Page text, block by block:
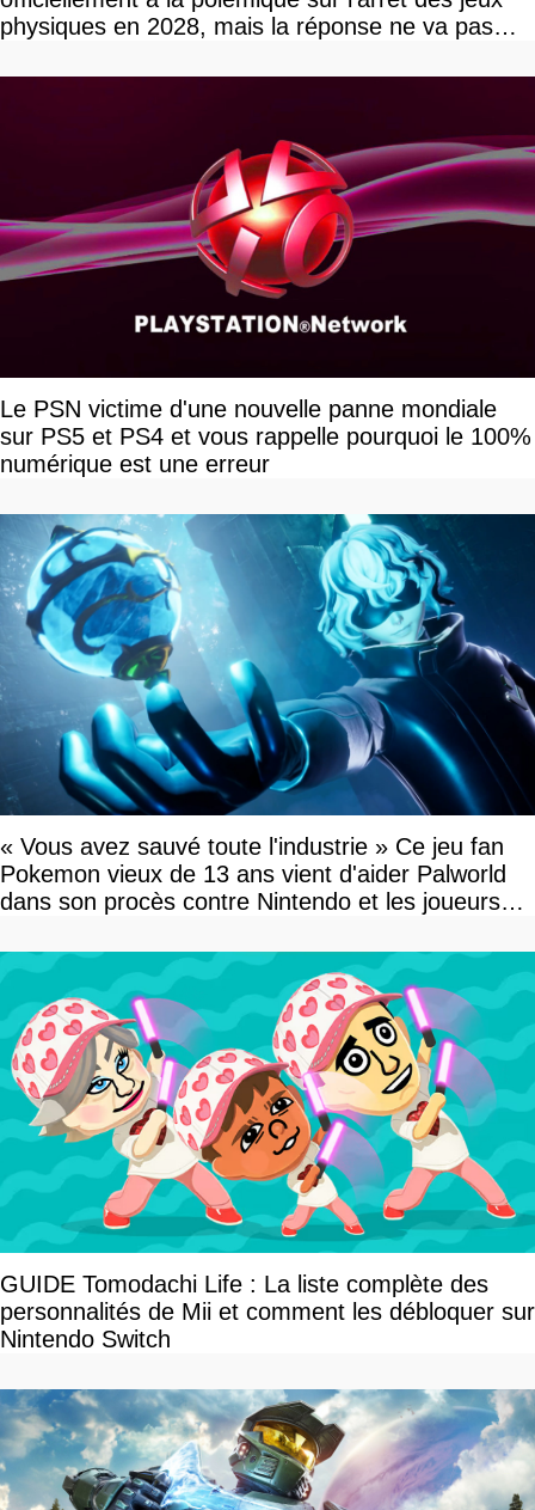
physiques en 2028, mais la réponse ne va pas
Le PSN victime d'une nouvelle panne mondiale
sur PS5 et PS4 et vous rappelle pourquoi le 100%
numérique est une erreur
« Vous avez sauvé toute l'industrie » Ce jeu fan
Pokemon vieux de 13 ans vient d'aider Palworld
dans son procès contre Nintendo et les joueurs
GUIDE Tomodachi Life : La liste complète des
personnalités de Mii et comment les débloquer sur
Nintendo Switch